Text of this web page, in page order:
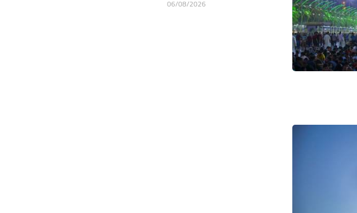
06/08/2026